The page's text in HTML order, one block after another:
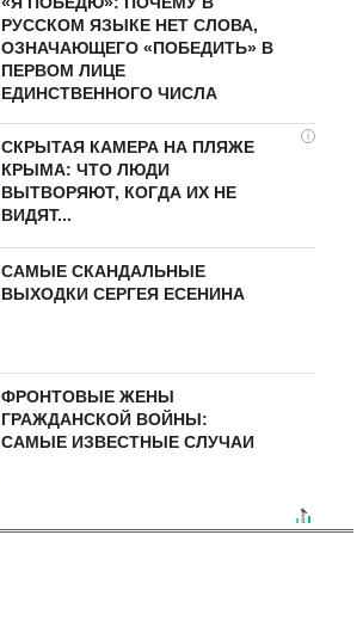
РУССКОМ ЯЗЫКЕ НЕТ СЛОВА,
ОЗНАЧАЮЩЕГО «ПОБЕДИТЬ» В
ПЕРВОМ ЛИЦЕ
ЕДИНСТВЕННОГО ЧИСЛА
i
СКРЫТАЯ КАМЕРА НА ПЛЯЖЕ
КРЫМА: ЧТО ЛЮДИ
ВЫТВОРЯЮТ, КОГДА ИХ НЕ
ВИДЯТ...
САМЫЕ СКАНДАЛЬНЫЕ
ВЫХОДКИ СЕРГЕЯ ЕСЕНИНА
ФРОНТОВЫЕ ЖЕНЫ
ГРАЖДАНСКОЙ ВОЙНЫ:
САМЫЕ ИЗВЕСТНЫЕ СЛУЧАИ